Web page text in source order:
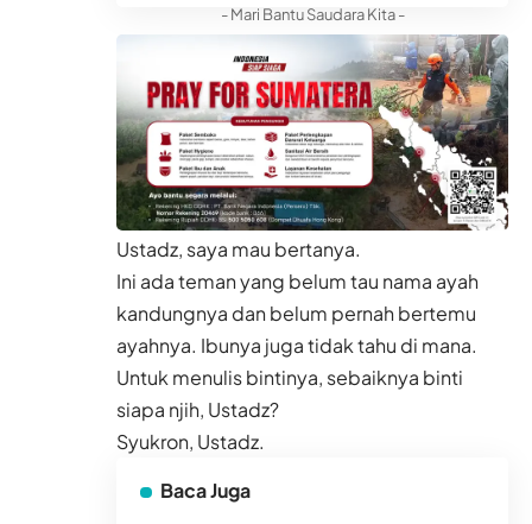
- Mari Bantu Saudara Kita -
Ustadz, saya mau bertanya.
Ini ada teman yang belum tau nama ayah
kandungnya dan belum pernah bertemu
ayahnya. Ibunya juga tidak tahu di mana.
Untuk menulis bintinya, sebaiknya binti
siapa njih, Ustadz?
Syukron, Ustadz.
Baca Juga